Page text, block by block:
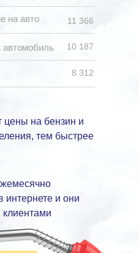
цены на бензин и
тем быстрее
интернете и они
клиентами
на авто
автомобиль
11 366
10 187
8 312